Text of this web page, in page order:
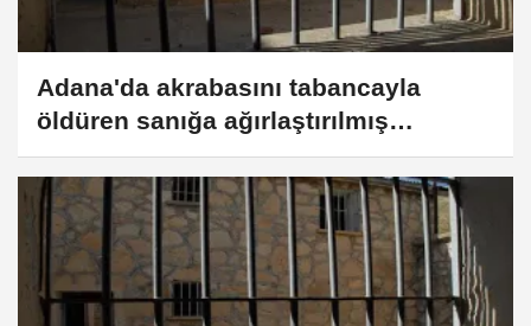
Adana'da akrabasını tabancayla
öldüren sanığa ağırlaştırılmış
müebbet hapis cezası verildi